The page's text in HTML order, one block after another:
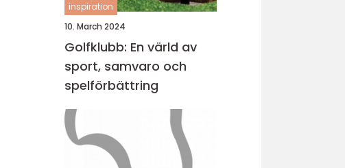
inspiration
10. March 2024
Golfklubb: En värld av
sport, samvaro och
spelförbättring